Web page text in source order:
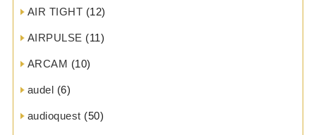
AIR TIGHT (12)
AIRPULSE (11)
ARCAM (10)
audel (6)
audioquest (50)